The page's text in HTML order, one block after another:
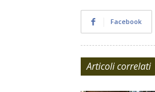
Facebook
Articoli correlati